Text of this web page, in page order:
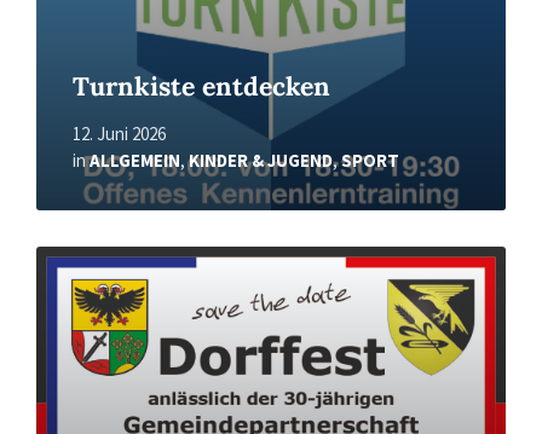
Turnkiste entdecken
12. Juni 2026
inALLGEMEIN,KINDER & JUGEND,SPORT
Read
More